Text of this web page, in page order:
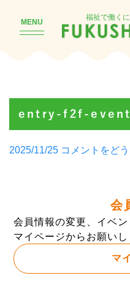
MENU
福祉で働く
entry-f2f-
Posted
2025/11/25 コメントをど
会
会員情報の変更、イベ
マイページからお願いし
マ